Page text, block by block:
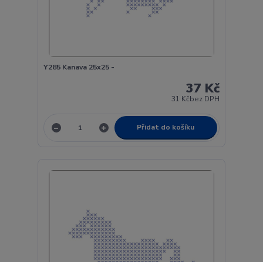
Y285 Kanava 25x25 -
37 Kč
31 Kčbez DPH
Přidat do košíku